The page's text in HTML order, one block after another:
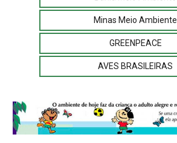
Minas Meio Ambiente
GREENPEACE
AVES BRASILEIRAS